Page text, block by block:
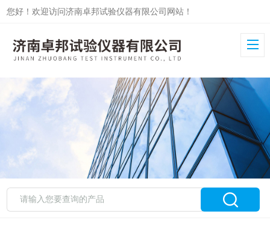
您好！欢迎访问济南卓邦试验仪器有限公司网站！